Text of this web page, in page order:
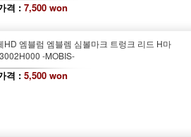
격 : 7,500 won
HD 엠블럼 엠블렘 심볼마크 트렁크 리드 H마
-MOBIS-
격 : 5,500 won